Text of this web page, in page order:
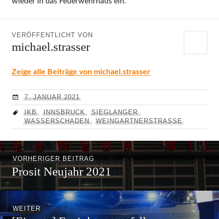
VERÖFFENTLICHT VON
michael.strasser
Zeige alle Beiträge von michael.strasser
7. JANUAR 2021
IKB, INNSBRUCK,SIEGLANGER,
WASSERSCHADEN, WEINGARTNERSTRASSE
Beitragsnavigation
VORHERIGER BEITRAG Vorheriger
Beitrag:
Prosit Neujahr 2021
WEITER Nächster